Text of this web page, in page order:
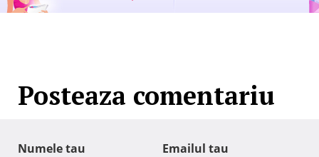
Posteaza comentariu
Numele tau Emailul tau